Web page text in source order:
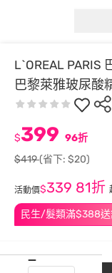
L`OREAL PARIS
巴黎萊雅玻尿酸
民生/髮類滿$388送
$399 96折
$419(省下: $20)
活動價$339 81折